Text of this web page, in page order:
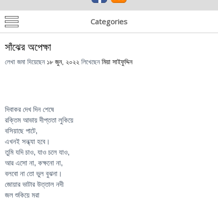
Categories
সাঁঝের অপেক্ষা
লেখা জমা দিয়েছেন ১৮ জুন, ২০২২ লিখেছেন মিয়া সাইফুদ্দিন
দিবাকর দেখ দিন শেষে
রক্তিম আভায় দীপ্ততা লুকিয়ে
বসিয়াছে পাটে,
এখনই সন্ধ্যা হবে।
তুমি যদি চাও, যাও চলে ‍যাও,
আর এসো না, কক্ষনো না,
বলবো না তো ভুল বুঝনা।
জোয়ার ভাটার উত্তাল নদী
জল শুকিয়ে মরা